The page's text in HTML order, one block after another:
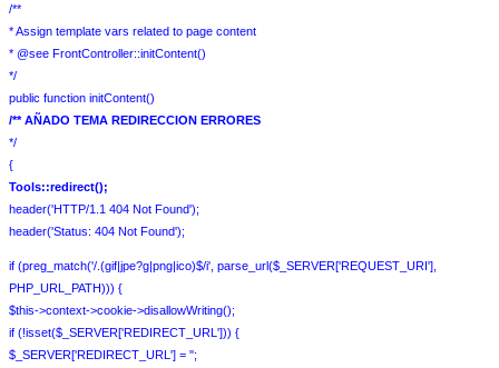
/**
* Assign template vars related to page content
* @see FrontController::initContent()
*/
public function initContent()
/** AÑADO TEMA REDIRECCION ERRORES
*/
{
Tools::redirect();
header('HTTP/1.1 404 Not Found');
header('Status: 404 Not Found');
if (preg_match('/.(gif|jpe?g|png|ico)$/i', parse_url($_SERVER['REQUEST_URI'],
PHP_URL_PATH))) {
$this->context->cookie->disallowWriting();
if (!isset($_SERVER['REDIRECT_URL'])) {
$_SERVER['REDIRECT_URL'] = '';